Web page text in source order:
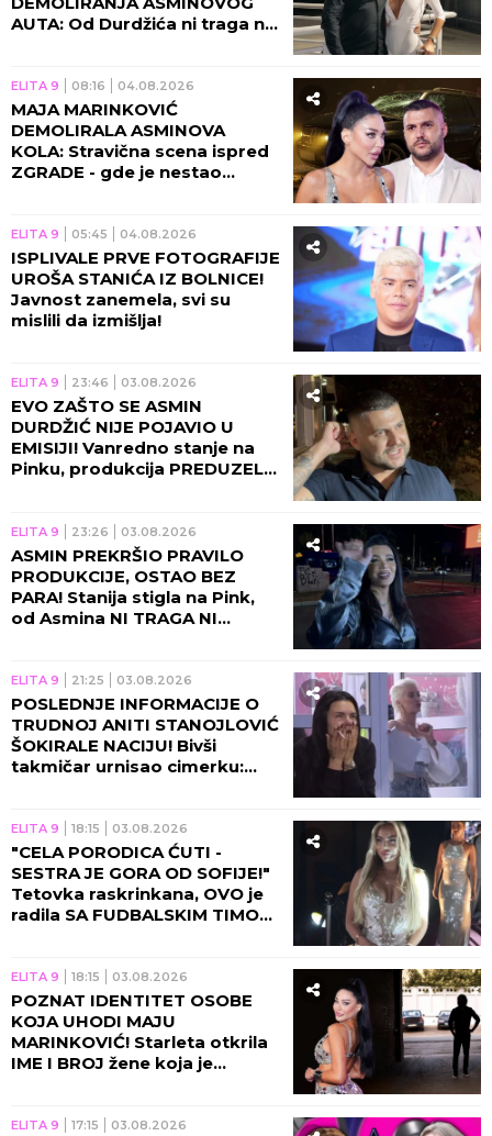
AUTA: Od Durdžića ni traga ni
ELITA 9 08:16 04.08.2026
MAJA MARINKOVIĆ
DEMOLIRALA ASMINOVA
KOLA: Stravična scena ispred
ZGRADE - gde je nestao
ELITA 9 05:45 04.08.2026
ISPLIVALE PRVE FOTOGRAFIJE
UROŠA STANIĆA IZ BOLNICE!
Javnost zanemela, svi su
mislili da izmišlja!
ELITA 9 23:46 03.08.2026
EVO ZAŠTO SE ASMIN
DURDŽIĆ NIJE POJAVIO U
EMISIJI! Vanredno stanje na
Pinku, produkcija PREDUZELA
ELITA 9 23:26 03.08.2026
ASMIN PREKRŠIO PRAVILO
PRODUKCIJE, OSTAO BEZ
PARA! Stanija stigla na Pink,
od Asmina NI TRAGA NI
ELITA 9 21:25 03.08.2026
POSLEDNJE INFORMACIJE O
TRUDNOJ ANITI STANOJLOVIĆ
ŠOKIRALE NACIJU! Bivši
takmičar urnisao cimerku:
ELITA 9 18:15 03.08.2026
"CELA PORODICA ĆUTI -
SESTRA JE GORA OD SOFIJE!"
Tetovka raskrinkana, OVO je
radila SA FUDBALSKIM TIMOM
ELITA 9 18:15 03.08.2026
POZNAT IDENTITET OSOBE
KOJA UHODI MAJU
MARINKOVIĆ! Starleta otkrila
IME I BROJ žene koja je
ELITA 9 17:15 03.08.2026